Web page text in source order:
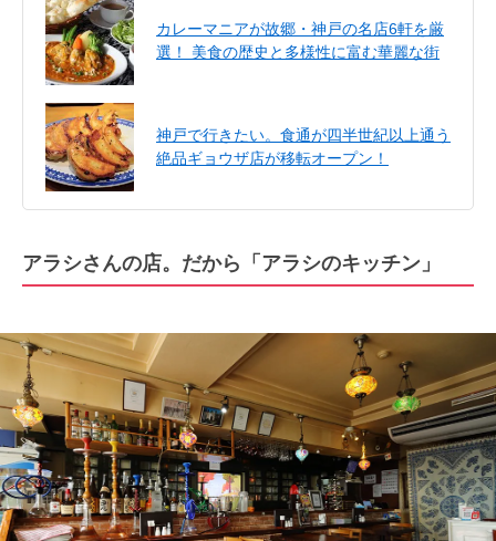
カレーマニアが故郷・神戸の名店6軒を厳
選！ 美食の歴史と多様性に富む華麗な街
神戸で行きたい。食通が四半世紀以上通う
絶品ギョウザ店が移転オープン！
アラシさんの店。だから「アラシのキッチン」